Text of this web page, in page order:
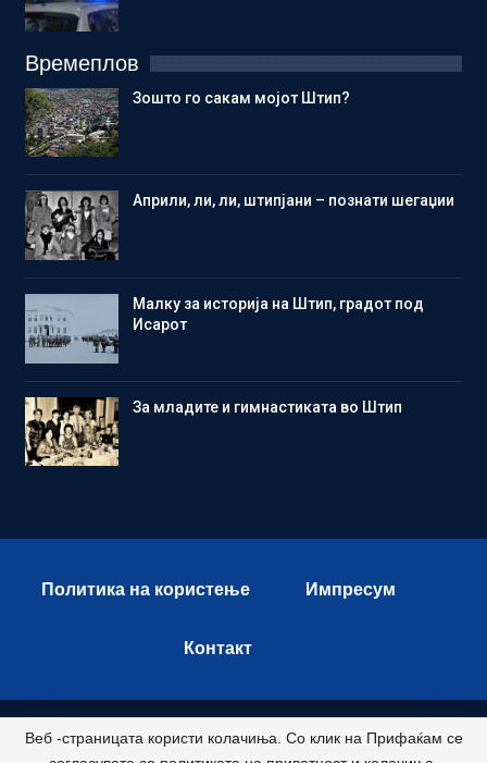
Времеплов
Зошто го сакам мојот Штип?
Aприли, ли, ли, штипјани – познати шегаџии
Малку за историја на Штип, градот под
Исарот
Зa младите и гимнастиката во Штип
Политика на користење Импресум
Контакт
© 2026 - Istok Press. All Rights Reserved.
Веб -страницата користи колачиња. Со клик на Прифаќам се